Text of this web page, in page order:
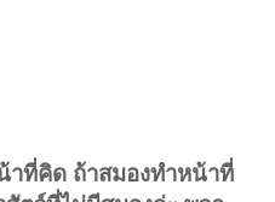
ที่คิด ถ้าสมองทำหน้าที่